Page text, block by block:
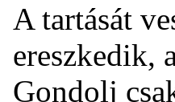
A tartását
ereszkedik,
Gondolj